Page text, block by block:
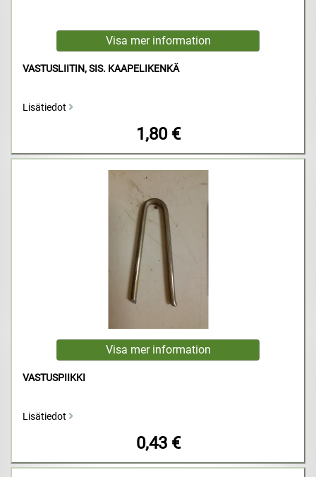
VASTUSLIITIN, SIS. KAAPELIKENKÄ
Lisätiedot
1,80 €
VASTUSPIIKKI
Lisätiedot
0,43 €